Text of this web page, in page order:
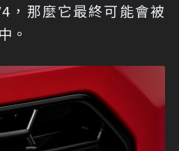
，那麼它最終可能會被
。